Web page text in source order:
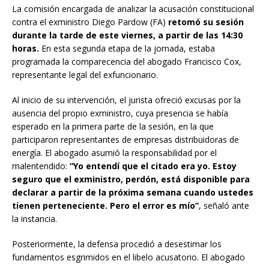
La comisión encargada de analizar la acusación constitucional
contra el exministro Diego Pardow (FA) retomó su sesión
durante la tarde de este viernes, a partir de las 14:30
horas. En esta segunda etapa de la jornada, estaba
programada la comparecencia del abogado Francisco Cox,
representante legal del exfuncionario.
Al inicio de su intervención, el jurista ofreció excusas por la
ausencia del propio exministro, cuya presencia se había
esperado en la primera parte de la sesión, en la que
participaron representantes de empresas distribuidoras de
energía. El abogado asumió la responsabilidad por el
malentendido: “Yo entendí que el citado era yo. Estoy
seguro que el exministro, perdón, está disponible para
declarar a partir de la próxima semana cuando ustedes
tienen perteneciente. Pero el error es mío”, señaló ante
la instancia.
Posteriormente, la defensa procedió a desestimar los
fundamentos esgrimidos en el libelo acusatorio. El abogado